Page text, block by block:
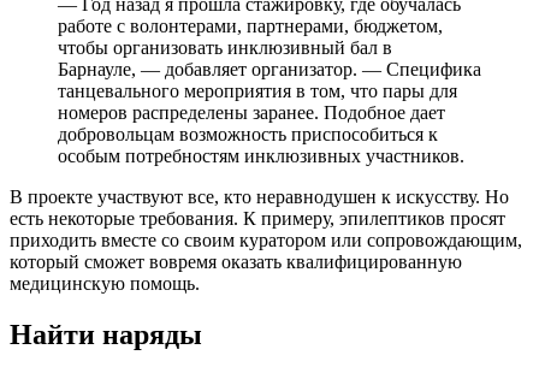
работе с волонтерами, партнерами, бюджетом,
чтобы организовать инклюзивный бал в
Барнауле, — добавляет организатор. — Специфика
танцевального мероприятия в том, что пары для
номеров распределены заранее. Подобное дает
добровольцам возможность приспособиться к
особым потребностям инклюзивных участников.
В проекте участвуют все, кто неравнодушен к искусству. Но
есть некоторые требования. К примеру, эпилептиков просят
приходить вместе со своим куратором или сопровождающим,
который сможет вовремя оказать квалифицированную
медицинскую помощь.
Найти наряды